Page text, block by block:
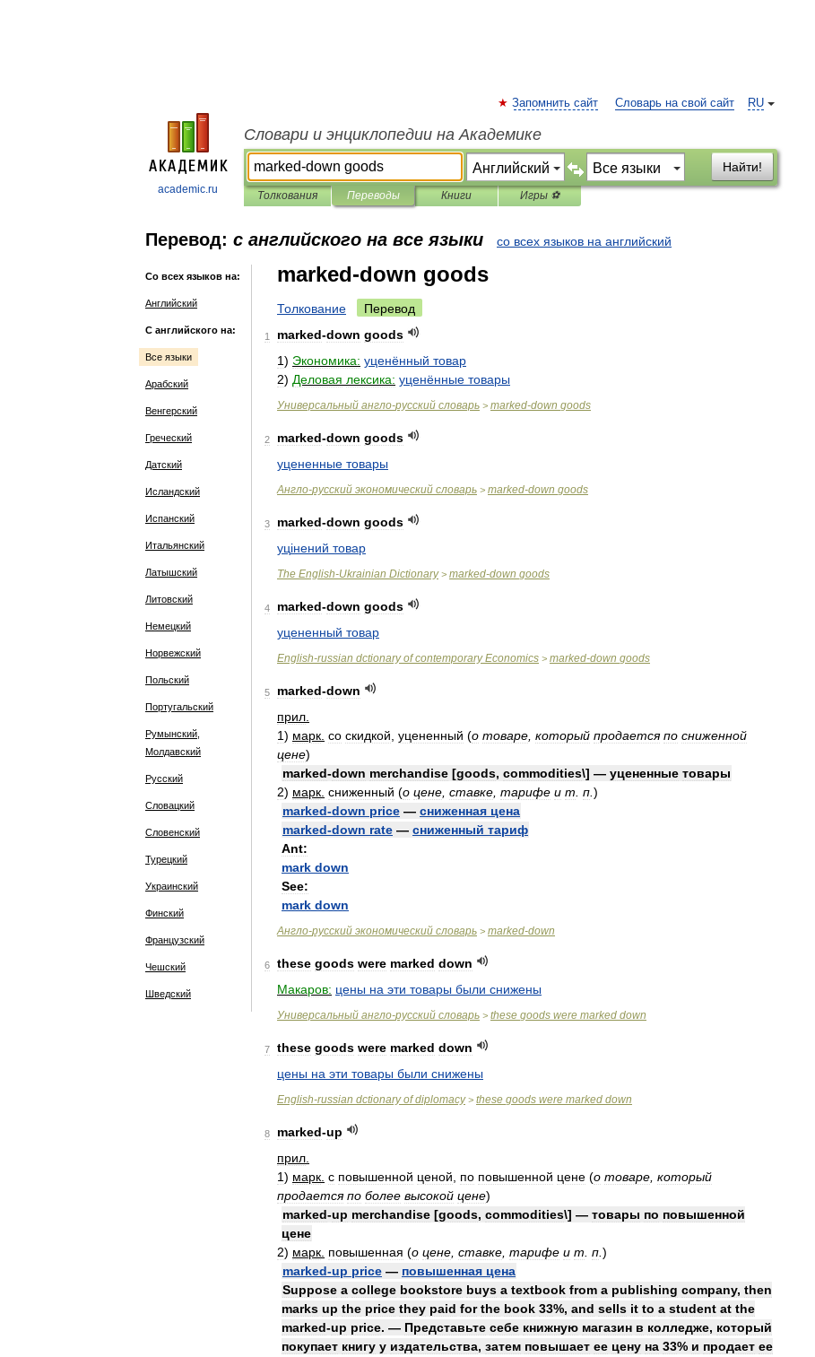
academic.ru
RU
Запомнить сайт Словарь на свой сайт
Словари и энциклопедии на Академике
Найти!
Толкования Переводы Книги Игры ⚽
Перевод: с английского на все языки со всех языков на английский
Со всех языков на:
Английский
С английского на:
Все языки
Арабский
Венгерский
Греческий
Датский
Исландский
Испанский
Итальянский
Латышский
Литовский
Немецкий
Норвежский
Польский
Португальский
Румынский,
Молдавский
Русский
Словацкий
Словенский
Турецкий
Украинский
Финский
Французский
Чешский
Шведский
marked-down goods
Толкование Перевод
1 marked-down goods
1) Экономика: уценённый товар
2) Деловая лексика: уценённые товары
Универсальный англо-русский словарь > marked-down goods
2 marked-down goods
уцененные товары
Англо-русский экономический словарь > marked-down goods
3 marked-down goods
уцінений товар
The English-Ukrainian Dictionary> marked-down goods
4 marked-down goods
уцененный товар
English-russian dctionary of contemporary Economics > marked-down goods
5 marked-down
прил
1) марк со скидкой уцененный (о товаре который продается по сниженной
цене)
marked-down merchandise [goods, commodities\] — уцененные товары
2) марк сниженный (о цене ставке тарифе и т п )
marked-down price — сниженная цена
marked-down rate — сниженный тариф
Ant:
mark down
See:
mark down
Англо-русский экономический словарь > marked-down
6 these goods were marked down
Макаров: цены на эти товары были снижены
Универсальный англо-русский словарь > these goods were marked down
7 these goods were marked down
цены на эти товары были снижены
English-russian dctionary of diplomacy> these goods were marked down
8 marked-up
прил
1) марк с повышенной ценой по повышенной цене (о товаре который
продается по более высокой цене)
marked-up merchandise [goods, commodities\] — товары по повышенной
цене
2) марк повышенная (о цене ставке тарифе и т п )
marked-up price — повышенная цена
Suppose a college bookstore buys a textbook from a publishing company, then
marks up the price they paid for the book 33%, and sells it to a student at the
marked-up price. — Представьте себе книжную магазин в колледже, который
покупает книгу у издательства, затем повышает ее цену на 33% и продает ее